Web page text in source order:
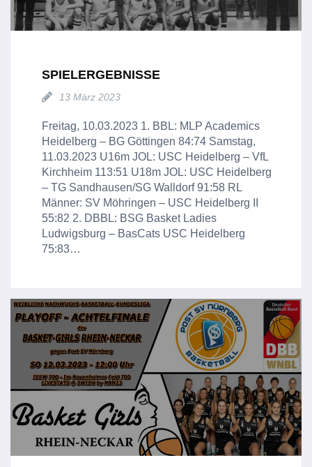
SPIELERGEBNISSE
13 März 2023
Freitag, 10.03.2023 1. BBL: MLP Academics
Heidelberg – BG Göttingen 84:74 Samstag,
11.03.2023 U16m JOL: USC Heidelberg – VfL
Kirchheim 113:51 U18m JOL: USC Heidelberg
– TG Sandhausen/SG Walldorf 91:58 RL
Männer: SV Möhringen – USC Heidelberg II
55:82 2. DBBL: BSG Basket Ladies
Ludwigsburg – BasCats USC Heidelberg
75:83…